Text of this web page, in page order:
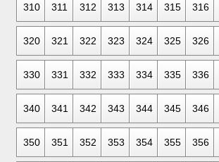
310 311 312 313 314 315 316
320 321 322 323 324 325 326
330 331 332 333 334 335 336
340 341 342 343 344 345 346
350 351 352 353 354 355 356